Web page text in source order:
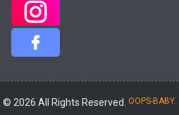
© 2026 All Rights Reserved. OOPS-BABY.